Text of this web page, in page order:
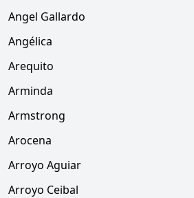
Angel Gallardo
Angélica
Arequito
Arminda
Armstrong
Arocena
Arroyo Aguiar
Arroyo Ceibal